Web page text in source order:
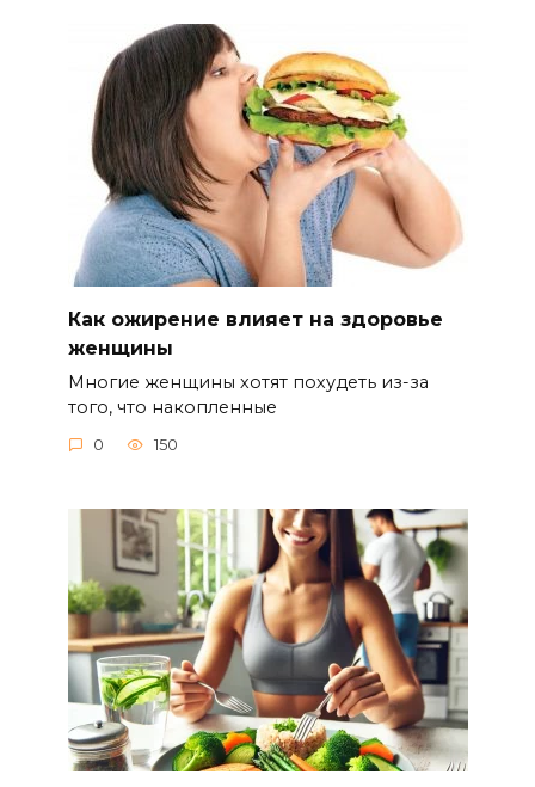
Как ожирение влияет на здоровье
женщины
Многие женщины хотят похудеть из-за
того, что накопленные
0 150